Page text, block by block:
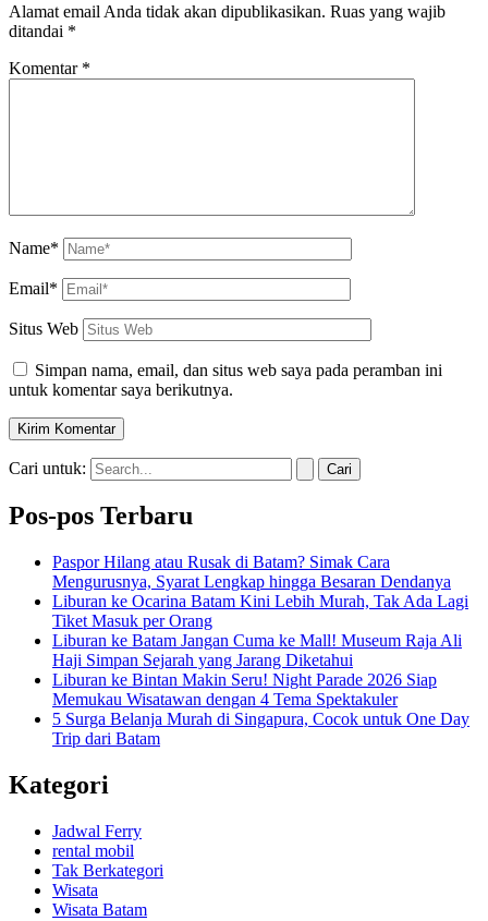
Alamat email Anda tidak akan dipublikasikan. Ruas yang wajib
ditandai *
Komentar *
Name*
Email*
Situs Web
Simpan nama, email, dan situs web saya pada peramban ini
untuk komentar saya berikutnya.
Cari untuk:
Pos-pos Terbaru
Paspor Hilang atau Rusak di Batam? Simak Cara
Mengurusnya, Syarat Lengkap hingga Besaran Dendanya
Liburan ke Ocarina Batam Kini Lebih Murah, Tak Ada Lagi
Tiket Masuk per Orang
Liburan ke Batam Jangan Cuma ke Mall! Museum Raja Ali
Haji Simpan Sejarah yang Jarang Diketahui
Liburan ke Bintan Makin Seru! Night Parade 2026 Siap
Memukau Wisatawan dengan 4 Tema Spektakuler
5 Surga Belanja Murah di Singapura, Cocok untuk One Day
Trip dari Batam
Kategori
Jadwal Ferry
rental mobil
Tak Berkategori
Wisata
Wisata Batam